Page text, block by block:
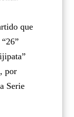
que
por
Serie